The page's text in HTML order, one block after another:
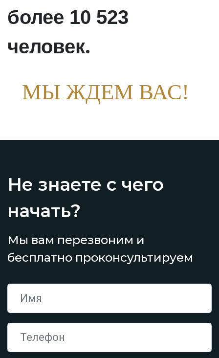
более 10 523
человек.
МЫ ЖДЕМ ВАС!
Не знаете с чего
начать?
Мы вам перезвоним и
бесплатно проконсультируем